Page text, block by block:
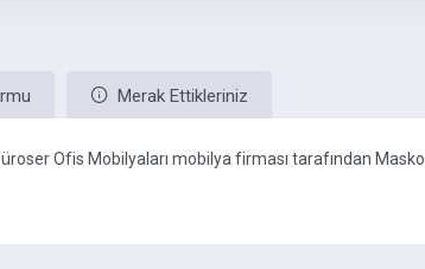
Merak Ettikleriniz
Ofis Mobilyaları mobilya firması tarafından Masko